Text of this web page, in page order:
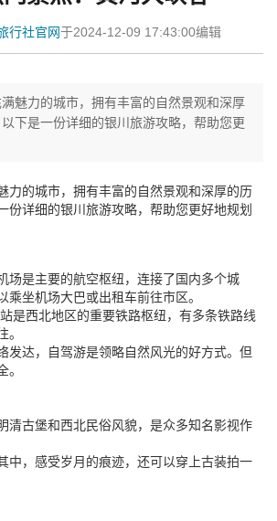
行社官网于2024-12-09 17:43:00编辑
魅力的城市，拥有丰富的自然景观和深厚
下是一份详细的银川旅游攻略，帮助您更
力的城市，拥有丰富的自然景观和深厚的历
份详细的银川旅游攻略，帮助您更好地规划
场是主要的航空枢纽，连接了国内多个城
乘坐机场大巴或出租车前往市区。
是西北地区的重要铁路枢纽，有多条铁路线
。
发达，自驾游是领略自然风光的好方式。但
。
清古堡和西北民俗风貌，是众多知名影视作
中，感受岁月的痕迹，还可以穿上古装拍一